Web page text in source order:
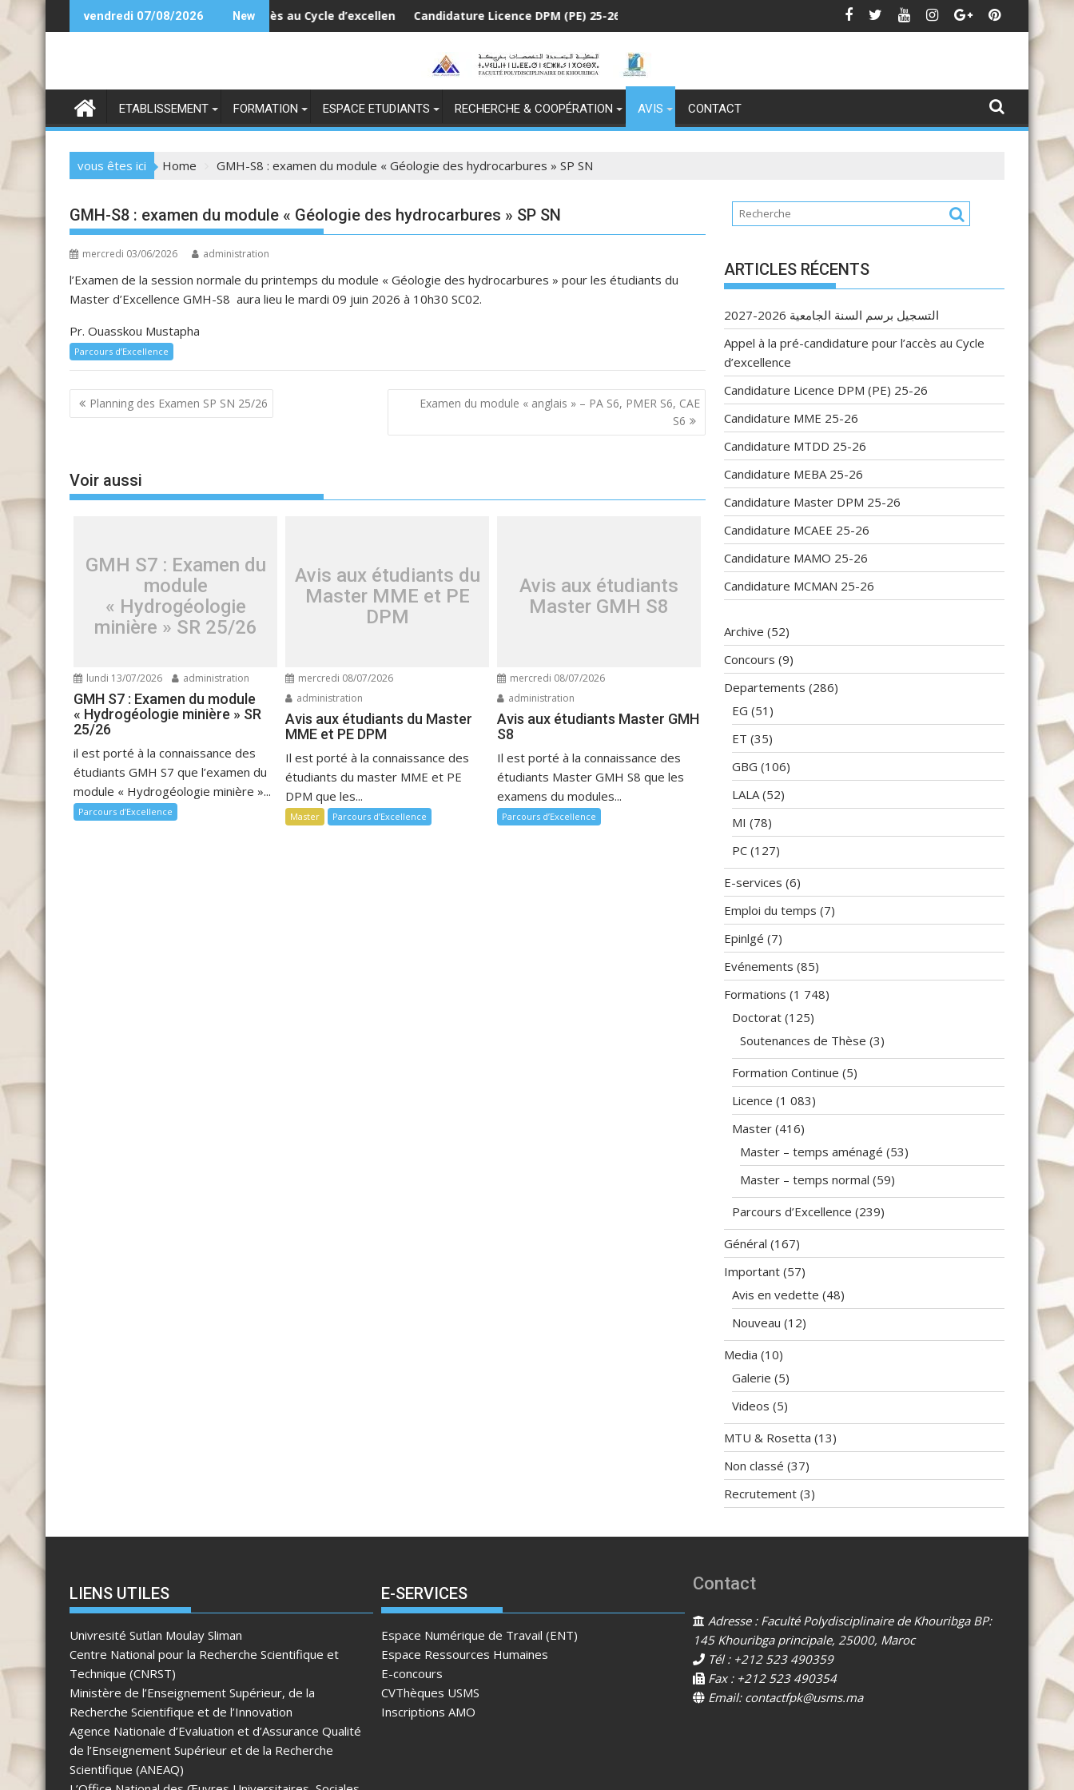
to
vendredi 07/08/2026 New
à la pré-candidature pour l’accès au Cycle d’excellence Candidature Licence DPM (PE) 25-26
ETABLISSEMENT FORMATION ESPACE ETUDIANTS RECHERCHE & COOPÉRATION AVIS CONTACT
vous êtes ici Home GMH-S8 : examen du module « Géologie des hydrocarbures » SP SN
GMH-S8 : examen du module « Géologie des hydrocarbures » SP SN
mercredi 03/06/2026 administration
l’Examen de la session normale du printemps du module « Géologie des hydrocarbures » pour les étudiants du
Master d’Excellence GMH-S8 aura lieu le mardi 09 juin 2026 à 10h30 SC02.
Pr. Ouasskou Mustapha
Parcours d’Excellence
Navigation
de
Planning des Examen SP SN 25/26
Examen du module « anglais » – PA S6, PMER S6, CAE
S6
Voir aussi
GMH S7 : Examen du
module
« Hydrogéologie
minière » SR 25/26
lundi 13/07/2026 administration
GMH S7 : Examen du module
« Hydrogéologie minière » SR
25/26
il est porté à la connaissance des
étudiants GMH S7 que l’examen du
module « Hydrogéologie minière »...
Parcours d’Excellence
Avis aux étudiants du
Master MME et PE
DPM
mercredi 08/07/2026
administration
Avis aux étudiants du Master
MME et PE DPM
Il est porté à la connaissance des
étudiants du master MME et PE
DPM que les...
Master Parcours d’Excellence
Avis aux étudiants
Master GMH S8
mercredi 08/07/2026
administration
Avis aux étudiants Master GMH
S8
Il est porté à la connaissance des
étudiants Master GMH S8 que les
examens du modules...
Parcours d’Excellence
ARTICLES RÉCENTS
التسجيل برسم السنة الجامعية 2026-2027
Appel à la pré-candidature pour l’accès au Cycle
d’excellence
Candidature Licence DPM (PE) 25-26
Candidature MME 25-26
Candidature MTDD 25-26
Candidature MEBA 25-26
Candidature Master DPM 25-26
Candidature MCAEE 25-26
Candidature MAMO 25-26
Candidature MCMAN 25-26
Archive (52)
Concours (9)
Departements (286)
EG (51)
ET (35)
GBG (106)
LALA(52)
MI (78)
PC (127)
E-services (6)
Emploi du temps (7)
Epinlgé (7)
Evénements (85)
Formations (1 748)
Doctorat (125)
Soutenances de Thèse (3)
Formation Continue (5)
Licence (1 083)
Master (416)
Master – temps aménagé (53)
Master – temps normal (59)
Parcours d’Excellence (239)
Général (167)
Important (57)
Avis en vedette (48)
Nouveau (12)
Media (10)
Galerie (5)
Videos (5)
MTU & Rosetta (13)
Non classé (37)
Recrutement (3)
LIENS UTILES
Univresité Sutlan Moulay Sliman
Centre National pour la Recherche Scientifique et
Technique (CNRST)
Ministère de l’Enseignement Supérieur, de la
Recherche Scientifique et de l’Innovation
Agence Nationale d’Evaluation et d’Assurance Qualité
de l’Enseignement Supérieur et de la Recherche
Scientifique (ANEAQ)
E-SERVICES
Espace Numérique de Travail (ENT)
Espace Ressources Humaines
E-concours
CVThèques USMS
Inscriptions AMO
Contact
Adresse : Faculté Polydisciplinaire de Khouribga BP:
145 Khouribga principale, 25000, Maroc
Tél : +212 523 490359
Fax : +212 523 490354
Email: contactfpk@usms.ma